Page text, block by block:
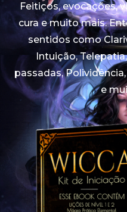
Feitiços, evocações,
cura e muito mais.
sentidos como
Intuição,
passadas,
e